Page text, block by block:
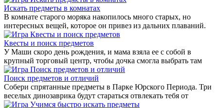
Искать предметы в комнатах
В комнате старого моряка накопилось много старых, но
интересных вещей, которое он привез из дальних плаваний.
Квесты и поиск предметов
У Маши скоро день рождения, и мама взяла ее с собой в
крупный торговый центр, чтобы дочка смогла выбрать там
Поиск предметов и отличий
Собери спрятанные предметы в Парке Юрского Периода. Три
веселых динозаврика будут стараться отвлекать тебя от